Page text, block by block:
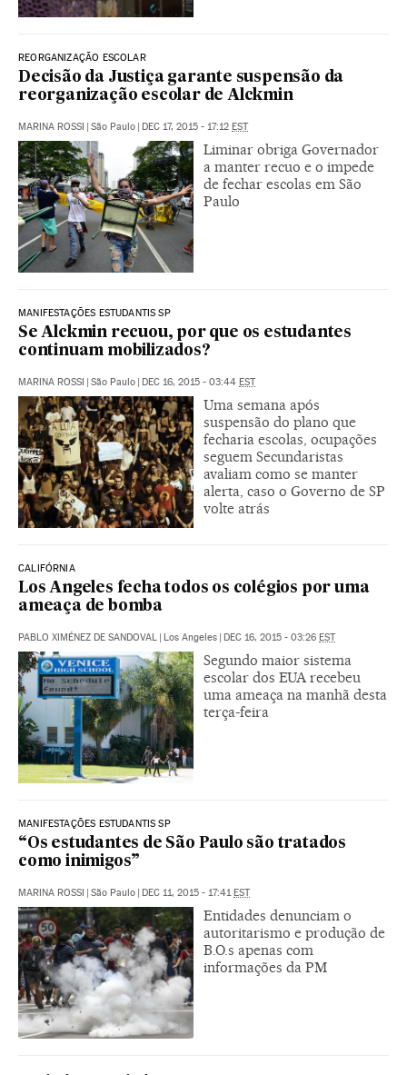
REORGANIZAÇÃO ESCOLAR
Decisão da Justiça garante suspensão da
reorganização escolar de Alckmin
MARINA ROSSI | São Paulo | DEC 17, 2015 - 17:12 EST
Liminar obriga Governador
a manter recuo e o impede
de fechar escolas em São
Paulo
MANIFESTAÇÕES ESTUDANTIS SP
Se Alckmin recuou, por que os estudantes
continuam mobilizados?
MARINA ROSSI | São Paulo | DEC 16, 2015 - 03:44 EST
Uma semana após
suspensão do plano que
fecharia escolas, ocupações
seguem Secundaristas
avaliam como se manter
alerta, caso o Governo de SP
volte atrás
CALIFÓRNIA
Los Angeles fecha todos os colégios por uma
ameaça de bomba
PABLO XIMÉNEZ DE SANDOVAL | Los Angeles | DEC 16, 2015 - 03:26 EST
Segundo maior sistema
escolar dos EUA recebeu
uma ameaça na manhã desta
terça-feira
MANIFESTAÇÕES ESTUDANTIS SP
“Os estudantes de São Paulo são tratados
como inimigos”
MARINA ROSSI | São Paulo | DEC 11, 2015 - 17:41EST
Entidades denunciam o
autoritarismo e produção de
B.O.s apenas com
informações da PM